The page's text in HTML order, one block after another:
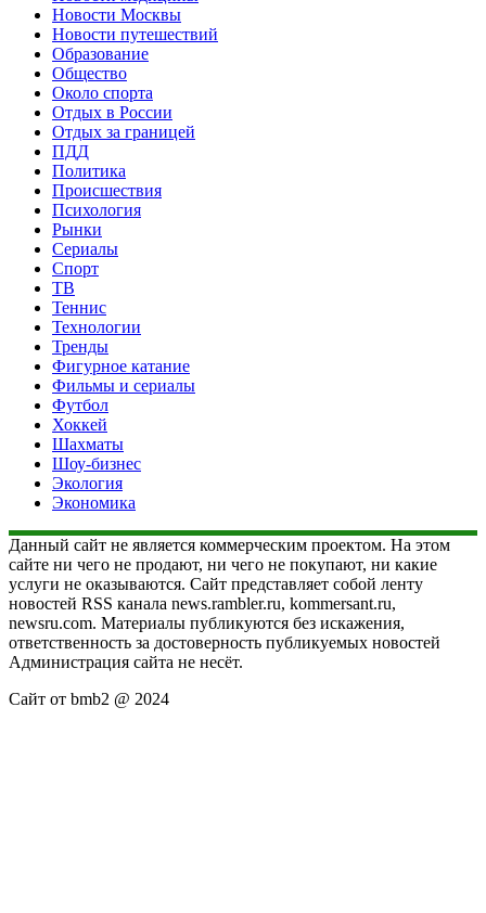
Новости Москвы
Новости путешествий
Образование
Общество
Около спорта
Отдых в России
Отдых за границей
ПДД
Политика
Происшествия
Психология
Рынки
Сериалы
Спорт
ТВ
Теннис
Технологии
Тренды
Фигурное катание
Фильмы и сериалы
Футбол
Хоккей
Шахматы
Шоу-бизнес
Экология
Экономика
Данный сайт не является коммерческим проектом. На этом
сайте ни чего не продают, ни чего не покупают, ни какие
услуги не оказываются. Сайт представляет собой ленту
новостей RSS канала news.rambler.ru, kommersant.ru,
newsru.com. Материалы публикуются без искажения,
ответственность за достоверность публикуемых новостей
Администрация сайта не несёт.
Сайт от bmb2 @ 2024